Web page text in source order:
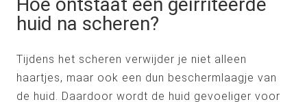
huid na scheren?
Tijdens het scheren verwijder je niet alleen
haartjes, maar ook een dun beschermlaagje van
de huid. Daardoor wordt de huid gevoeliger voor